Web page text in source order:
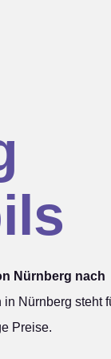
Nürnberg nach
Nürnberg steht
Preise.